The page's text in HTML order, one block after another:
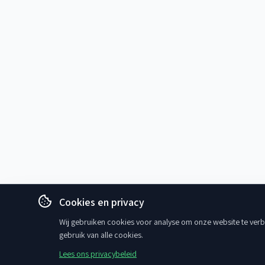
Cookies en privacy
Wij gebruiken cookies voor analyse om onze website te
gebruik van alle cookies.
Lees ons privacybeleid